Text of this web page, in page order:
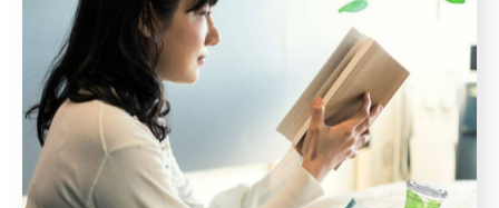
----------------------------------------------------------
------------
テイクアウト ラテ 一人